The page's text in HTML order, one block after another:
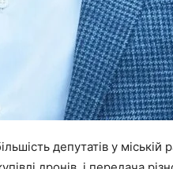
депутатів у